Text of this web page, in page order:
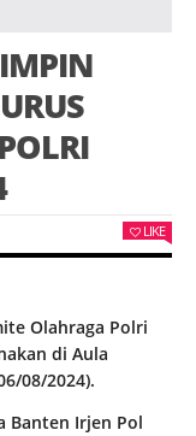
LIKE
Olahraga Polri
di Aula
08/2024).
Banten Irjen Pol